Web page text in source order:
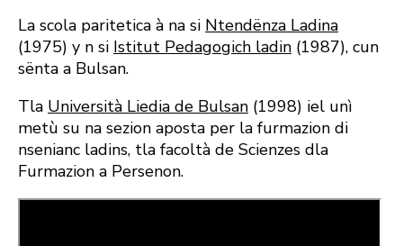
La scola paritetica à na si Ntendënza Ladina
(1975) y n si Istitut Pedagogich ladin (1987), cun
sënta a Bulsan.
Tla Università Liedia de Bulsan (1998) iel unì
metù su na sezion aposta per la furmazion di
nsenianc ladins, tla facoltà de Scienzes dla
Furmazion a Persenon.